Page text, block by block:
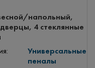
напольный,
4 стеклянные
Универсальные
пеналы